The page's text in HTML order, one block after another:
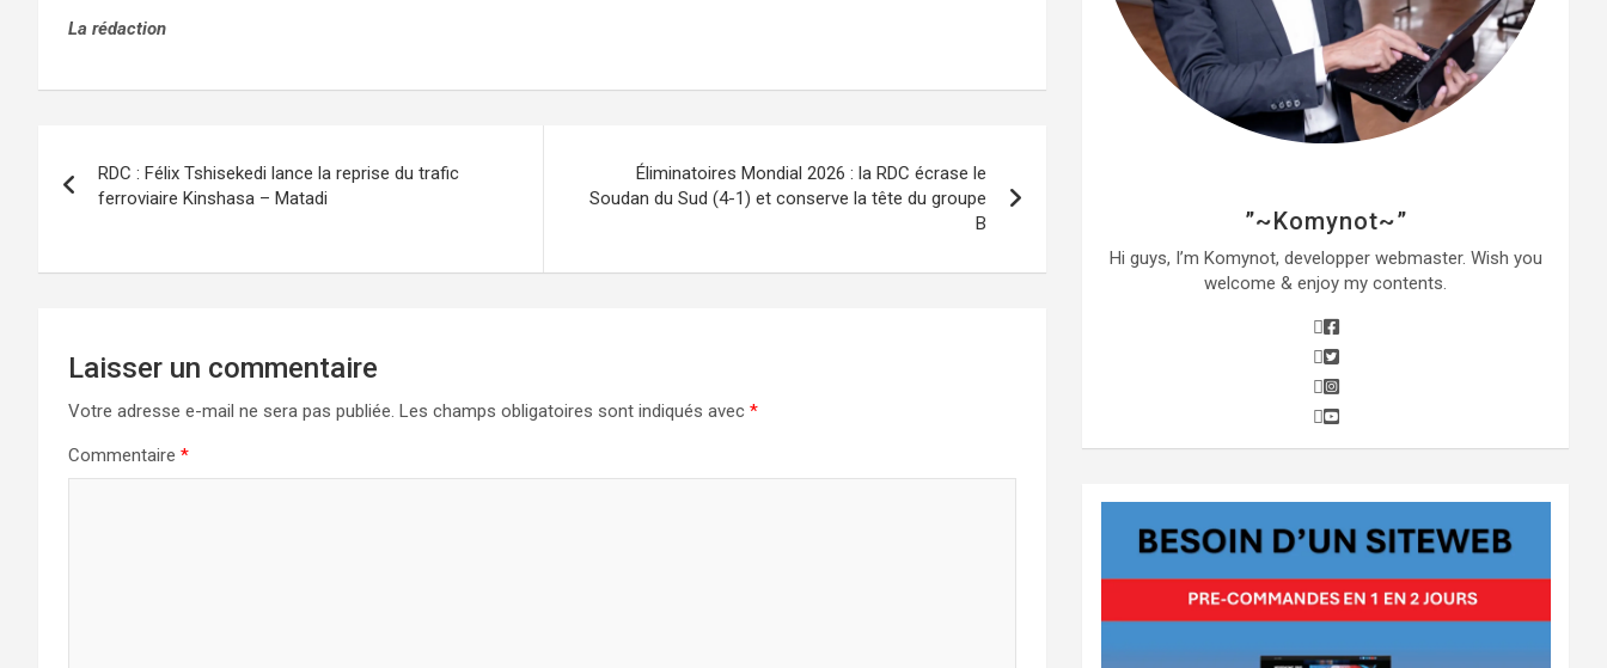
La rédaction
de
RDC : Félix Tshisekedi lance la reprise du trafic
ferroviaire Kinshasa – Matadi
Éliminatoires Mondial 2026 : la RDC écrase le
Soudan du Sud (4-1) et conserve la tête du groupe
B
Laisser un commentaire
Votre adresse e-mail ne sera pas publiée. Les champs obligatoires sont indiqués avec *
Commentaire *
”~Komynot~”
Hi guys, I’m Komynot, developper webmaster. Wish you
welcome & enjoy my contents.